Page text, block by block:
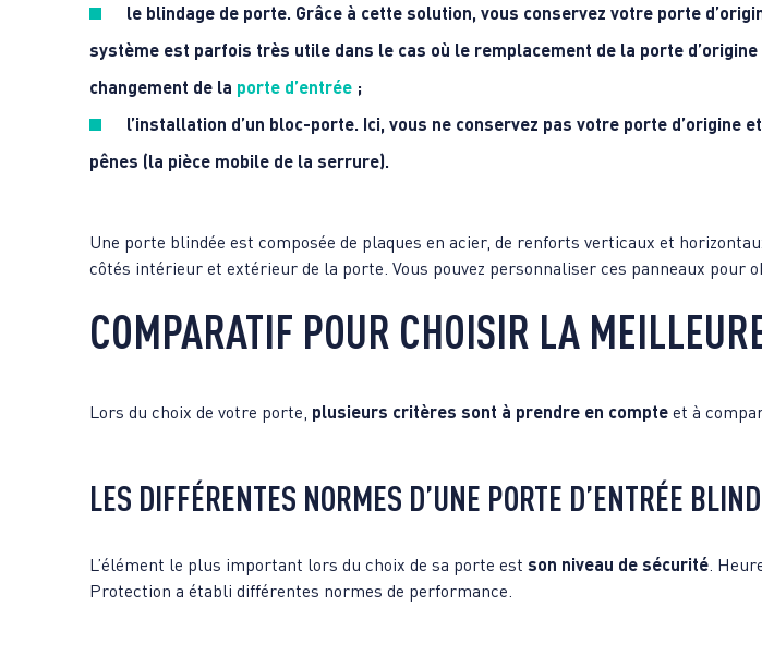
le blindage de porte. Grâce à cette solution, vous conservez votre porte
système est parfois très utile dans le cas où le remplacement de la porte
changement de la porte d’entrée;
l’installation d’un bloc-porte. Ici, vous ne conservez pas votre porte d’origine
pênes (la pièce mobile de la serrure).
Une porte blindée est composée de plaques en acier, de renforts verticaux et
côtés intérieur et extérieur de la porte. Vous pouvez personnaliser ces panneaux pour
COMPARATIF POUR CHOISIR LA
Lors du choix de votre porte, plusieurs critères sont à prendre en compteet à
LES DIFFÉRENTES NORMES D’UNE PORTE D’ENTRÉE
L’élément le plus important lors du choix de sa porte est son niveau de sécurité.
Protection a établi différentes normes de performance.